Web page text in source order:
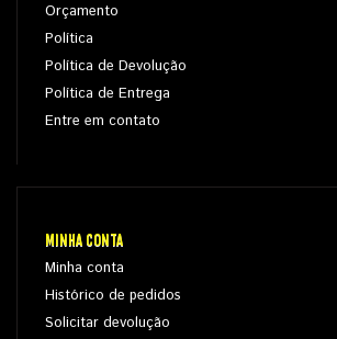
Orçamento
Política
Política de Devolução
Política de Entrega
Entre em contato
MINHA CONTA
Minha conta
Histórico de pedidos
Solicitar devolução